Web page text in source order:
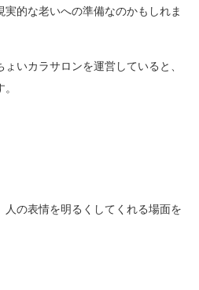
的な老いへの準備なのかもしれま
いカラサロンを運営していると、
人の表情を明るくしてくれる場面を